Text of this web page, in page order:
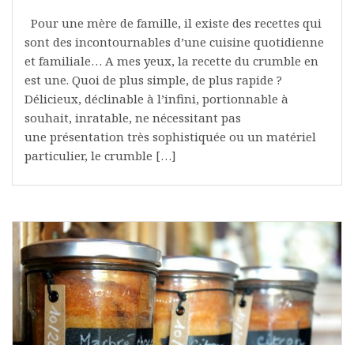
Pour une mère de famille, il existe des recettes qui
sont des incontournables d’une cuisine quotidienne
et familiale… A mes yeux, la recette du crumble en
est une. Quoi de plus simple, de plus rapide ?
Délicieux, déclinable à l’infini, portionnable à
souhait, inratable, ne nécessitant pas
une présentation très sophistiquée ou un matériel
particulier, le crumble […]